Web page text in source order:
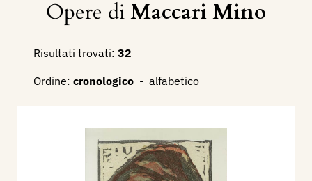
Opere diMaccari Mino
Risultati trovati: 32
Ordine: cronologico - alfabetico